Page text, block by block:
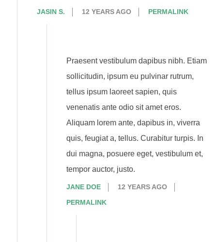
JASIN S. 12 YEARS AGO PERMALINK
Praesent vestibulum dapibus nibh. Etiam
sollicitudin, ipsum eu pulvinar rutrum,
tellus ipsum laoreet sapien, quis
venenatis ante odio sit amet eros.
Aliquam lorem ante, dapibus in, viverra
quis, feugiat a, tellus. Curabitur turpis. In
dui magna, posuere eget, vestibulum et,
tempor auctor, justo.
JANE DOE 12 YEARS AGO
PERMALINK